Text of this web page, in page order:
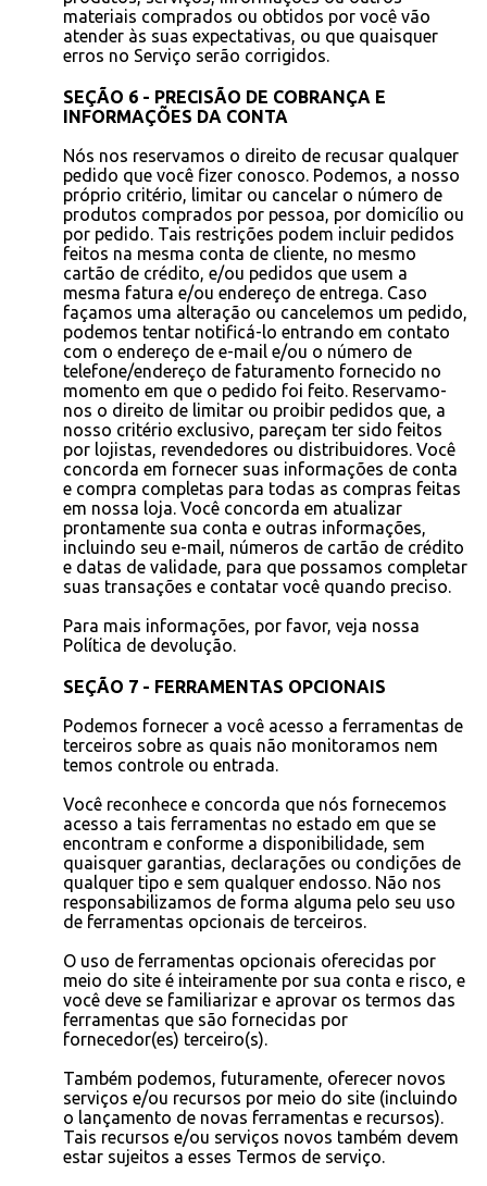
materiais comprados ou obtidos por você vão
atender às suas expectativas, ou que quaisquer
erros no Serviço serão corrigidos.
SEÇÃO 6 - PRECISÃO DE COBRANÇA E
INFORMAÇÕES DA CONTA
Nós nos reservamos o direito de recusar qualquer
pedido que você fizer conosco. Podemos, a nosso
próprio critério, limitar ou cancelar o número de
produtos comprados por pessoa, por domicílio ou
por pedido. Tais restrições podem incluir pedidos
feitos na mesma conta de cliente, no mesmo
cartão de crédito, e/ou pedidos que usem a
mesma fatura e/ou endereço de entrega. Caso
façamos uma alteração ou cancelemos um pedido,
podemos tentar notificá-lo entrando em contato
com o endereço de e-mail e/ou o número de
telefone/endereço de faturamento fornecido no
momento em que o pedido foi feito. Reservamo-
nos o direito de limitar ou proibir pedidos que, a
nosso critério exclusivo, pareçam ter sido feitos
por lojistas, revendedores ou distribuidores. Você
concorda em fornecer suas informações de conta
e compra completas para todas as compras feitas
em nossa loja. Você concorda em atualizar
prontamente sua conta e outras informações,
incluindo seu e-mail, números de cartão de crédito
e datas de validade, para que possamos completar
suas transações e contatar você quando preciso.
Para mais informações, por favor, veja nossa
Política de devolução.
SEÇÃO 7 - FERRAMENTAS OPCIONAIS
Podemos fornecer a você acesso a ferramentas de
terceiros sobre as quais não monitoramos nem
temos controle ou entrada.
Você reconhece e concorda que nós fornecemos
acesso a tais ferramentas no estado em que se
encontram e conforme a disponibilidade, sem
quaisquer garantias, declarações ou condições de
qualquer tipo e sem qualquer endosso. Não nos
responsabilizamos de forma alguma pelo seu uso
de ferramentas opcionais de terceiros.
O uso de ferramentas opcionais oferecidas por
meio do site é inteiramente por sua conta e risco, e
você deve se familiarizar e aprovar os termos das
ferramentas que são fornecidas por
fornecedor(es) terceiro(s).
Também podemos, futuramente, oferecer novos
serviços e/ou recursos por meio do site (incluindo
o lançamento de novas ferramentas e recursos).
Tais recursos e/ou serviços novos também devem
estar sujeitos a esses Termos de serviço.